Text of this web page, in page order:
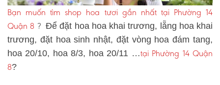
Bạn muốn tìm shop hoa tươi gần nhất tại Phường 14
Quận 8 ?Để đặt hoa hoa khai trương, lẵng hoa khai
trương, đặt hoa sinh nhật, đặt vòng hoa đám tang,
hoa 20/10, hoa 8/3, hoa 20/11 …tại Phường 14 Quận
8?